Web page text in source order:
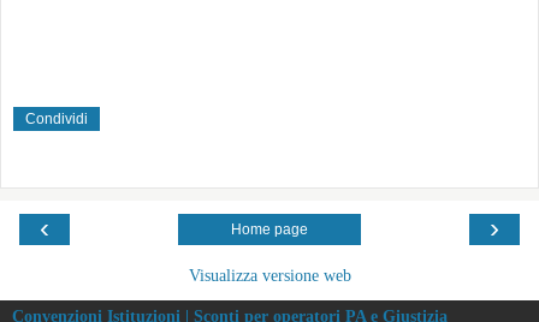
Condividi
‹ ›
Home page
Visualizza versione web
Convenzioni Istituzioni | Sconti per operatori PA e Giustizia